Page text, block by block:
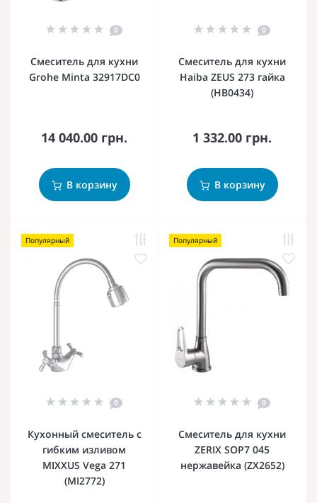
0
Смеситель для кухни
Grohe Minta 32917DC0
14 040.00 грн.
В корзину
0
Смеситель для кухни
Haiba ZEUS 273 гайка
(HB0434)
1 332.00 грн.
В корзину
Популярный
0
Кухонный смеситель с
гибким изливом
MIXXUS Vega 271
(MI2772)
Популярный
0
Смеситель для кухни
ZERIX SOP7 045
нержавейка (ZX2652)